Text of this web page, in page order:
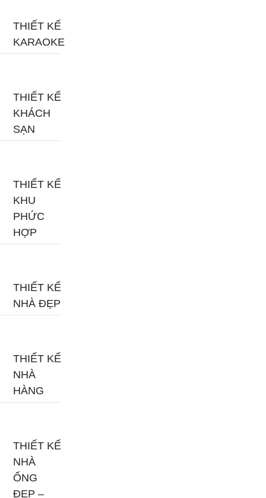
THIẾT KẾ
KARAOKE
THIẾT KẾ
KHÁCH
SẠN
THIẾT KẾ
KHU
PHỨC
HỢP
THIẾT KẾ
NHÀ ĐẸP
THIẾT KẾ
NHÀ
HÀNG
THIẾT KẾ
NHÀ
ỐNG
ĐẸP –